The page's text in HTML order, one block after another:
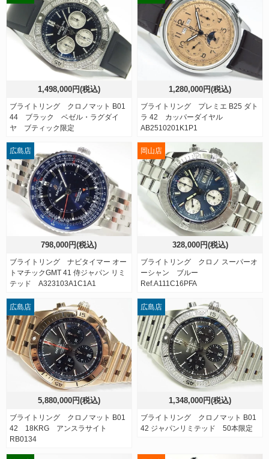
1,498,000円(税込)
ブライトリング クロノマット B01
44 ブラック ベゼル・ラグダイ
ヤ ブティック限定
1,280,000円(税込)
ブライトリング プレミエ B25 ダト
ラ 42 カッパーダイヤル
AB2510201K1P1
798,000円(税込)
ブライトリング ナビタイマー オー
トマチックGMT 41 侍ジャパン リミ
テッド A323103A1C1A1
広島店
328,000円(税込)
ブライトリング クロノ スーパーオ
ーシャン ブルー
Ref.A111C16PFA
岡山店
5,880,000円(税込)
ブライトリング クロノマット B01
42 18KRG アンスラサイト
RB0134
広島店
1,348,000円(税込)
ブライトリング クロノマット B01
42 ジャパンリミテッド 50本限定
広島店